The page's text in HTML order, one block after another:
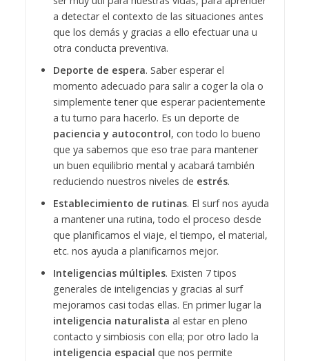
a detectar el contexto de las situaciones antes
que los demás y gracias a ello efectuar una u
otra conducta preventiva.
Deporte de espera. Saber esperar el
momento adecuado para salir a coger la ola o
simplemente tener que esperar pacientemente
a tu turno para hacerlo. Es un deporte de
paciencia y autocontrol, con todo lo bueno
que ya sabemos que eso trae para mantener
un buen equilibrio mental y acabará también
reduciendo nuestros niveles de estrés.
Establecimiento de rutinas. El surf nos ayuda
a mantener una rutina, todo el proceso desde
que planificamos el viaje, el tiempo, el material,
etc. nos ayuda a planificarnos mejor.
Inteligencias múltiples. Existen 7 tipos
generales de inteligencias y gracias al surf
mejoramos casi todas ellas. En primer lugar la
inteligencia naturalista al estar en pleno
contacto y simbiosis con ella; por otro lado la
inteligencia espacial que nos permite